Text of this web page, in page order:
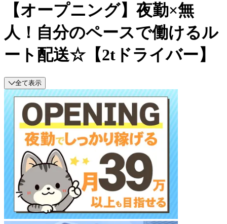
【オープニング】夜勤×無
人！自分のペースで働けるル
ート配送☆【2tドライバー】
全て表示